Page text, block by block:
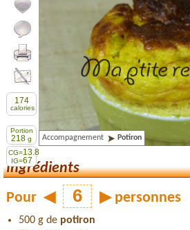
Ajouter la recette à mes favorites
Commenter, noter la recette
Imprimer la recette
Partager cette recette
174
calories
Portion
218 g
CG=13.8
IG=67
Accompagnement Potiron
Ingrédients
Pour ◀ ▶ personnes
500 g de potiron